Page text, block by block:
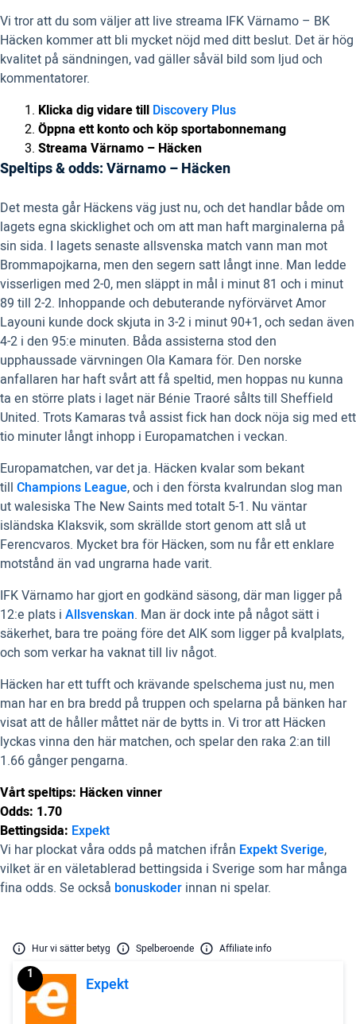
Vi tror att du som väljer att live streama IFK Värnamo – BK
Häcken kommer att bli mycket nöjd med ditt beslut. Det är hög
kvalitet på sändningen, vad gäller såväl bild som ljud och
kommentatorer.
Klicka dig vidare till Discovery Plus
Öppna ett konto och köp sportabonnemang
Streama Värnamo – Häcken
Speltips & odds: Värnamo – Häcken
Det mesta går Häckens väg just nu, och det handlar både om
lagets egna skicklighet och om att man haft marginalerna på
sin sida. I lagets senaste allsvenska match vann man mot
Brommapojkarna, men den segern satt långt inne. Man ledde
visserligen med 2-0, men släppt in mål i minut 81 och i minut
89 till 2-2. Inhoppande och debuterande nyförvärvet Amor
Layouni kunde dock skjuta in 3-2 i minut 90+1, och sedan även
4-2 i den 95:e minuten. Båda assisterna stod den
upphaussade värvningen Ola Kamara för. Den norske
anfallaren har haft svårt att få speltid, men hoppas nu kunna
ta en större plats i laget när Bénie Traoré sålts till Sheffield
United. Trots Kamaras två assist fick han dock nöja sig med ett
tio minuter långt inhopp i Europamatchen i veckan.
Europamatchen, var det ja. Häcken kvalar som bekant
till Champions League, och i den första kvalrundan slog man
ut walesiska The New Saints med totalt 5-1. Nu väntar
isländska Klaksvik, som skrällde stort genom att slå ut
Ferencvaros. Mycket bra för Häcken, som nu får ett enklare
motstånd än vad ungrarna hade varit.
IFK Värnamo har gjort en godkänd säsong, där man ligger på
12:e plats i Allsvenskan. Man är dock inte på något sätt i
säkerhet, bara tre poäng före det AIK som ligger på kvalplats,
och som verkar ha vaknat till liv något.
Häcken har ett tufft och krävande spelschema just nu, men
man har en bra bredd på truppen och spelarna på bänken har
visat att de håller måttet när de bytts in. Vi tror att Häcken
lyckas vinna den här matchen, och spelar den raka 2:an till
1.66 gånger pengarna.
Vårt speltips: Häcken vinner
Odds: 1.70
Bettingsida: Expekt
Vi har plockat våra odds på matchen ifrån Expekt Sverige,
vilket är en väletablerad bettingsida i Sverige som har många
fina odds. Se också bonuskoder innan ni spelar.
Hur vi sätter betyg Spelberoende Affiliate info
Expekt
1